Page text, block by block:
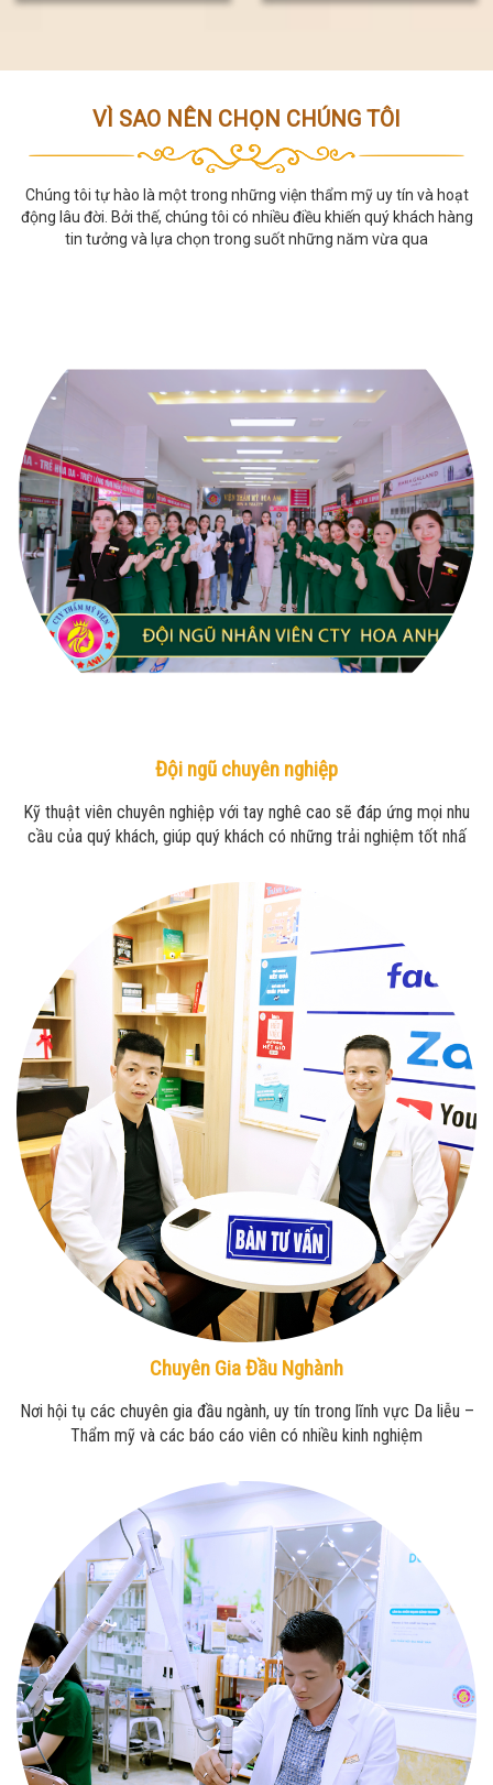
2024
VÌ SAO NÊN CHỌN CHÚNG TÔI
Chúng tôi tự hào là một trong những viện thẩm mỹ uy tín và hoạt
động lâu đời. Bởi thế, chúng tôi có nhiều điều khiến quý khách hàng
tin tưởng và lựa chọn trong suốt những năm vừa qua
Đội ngũ chuyên nghiệp
Kỹ thuật viên chuyên nghiệp với tay nghê cao sẽ đáp ứng mọi nhu
cầu của quý khách, giúp quý khách có những trải nghiệm tốt nhấ
Chuyên Gia Đầu Nghành
Nơi hội tụ các chuyên gia đầu ngành, uy tín trong lĩnh vực Da liễu –
Thẩm mỹ và các báo cáo viên có nhiều kinh nghiệm